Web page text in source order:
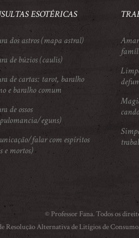
ESOTÉRICAS
dos astros (mapa astral)
de búzios (caulis)
de cartas: tarot, baralho
e baralho comum
de ossos
eguns)
falar com espíritos
e mortos)
© Professor Fana. Todos os
Resolução Alternativa de Litígios de